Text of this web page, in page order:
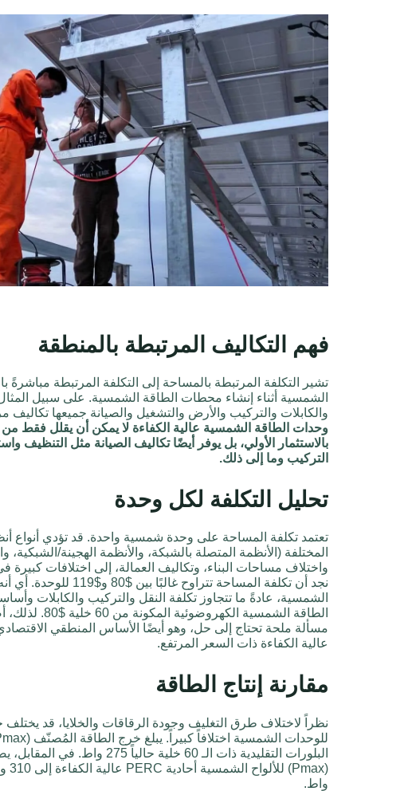
فهم التكاليف المرتبطة بالمنطقة
تشير التكلفة المرتبطة بالمساحة إلى التكلفة المرتبطة مباشرةً
الشمسية أثناء إنشاء محطات الطاقة الشمسية. على سبيل
والكابلات والتركيب والأرض والتشغيل والصيانة جميعها تكاليف
وحدات الطاقة الشمسية عالية الكفاءة لا يمكن أن يقلل فقط من
بالاستثمار الأولي، بل يوفر أيضًا تكاليف الصيانة مثل التنظيف
التركيب وما إلى ذلك.
تحليل التكلفة لكل وحدة
تعتمد تكلفة المساحة على وحدة شمسية واحدة. قد تؤدي أنواع
المختلفة (الأنظمة المتصلة بالشبكة، والأنظمة الهجينة/
واختلاف مساحات البناء، وتكاليف العمالة، إلى اختلافات
نجد أن تكلفة المساحة تتراوح
الشمسية، عادةً ما تتجاوز تكلفة النقل والتركيب والكابلات
الطاقة الشمسية
مسألة ملحة تحتاج إلى حل، وهو أيضًا الأساس المنطقي
عالية الكفاءة ذات السعر المرتفع.
مقارنة إنتاج الطاقة
البلورات التقليدية ذات الـ 60 خلية
واط.